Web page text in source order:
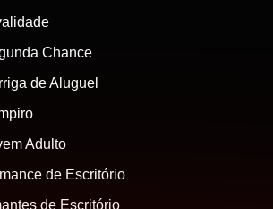
Chance
de Aluguel
Adulto
de Escritório
de Escritório